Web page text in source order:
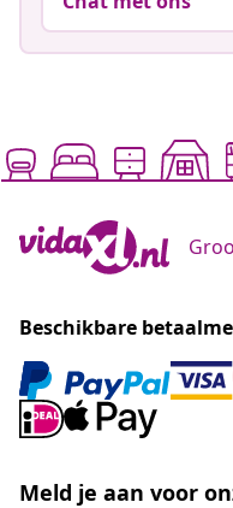
Beschikbare
Meld je aan voor